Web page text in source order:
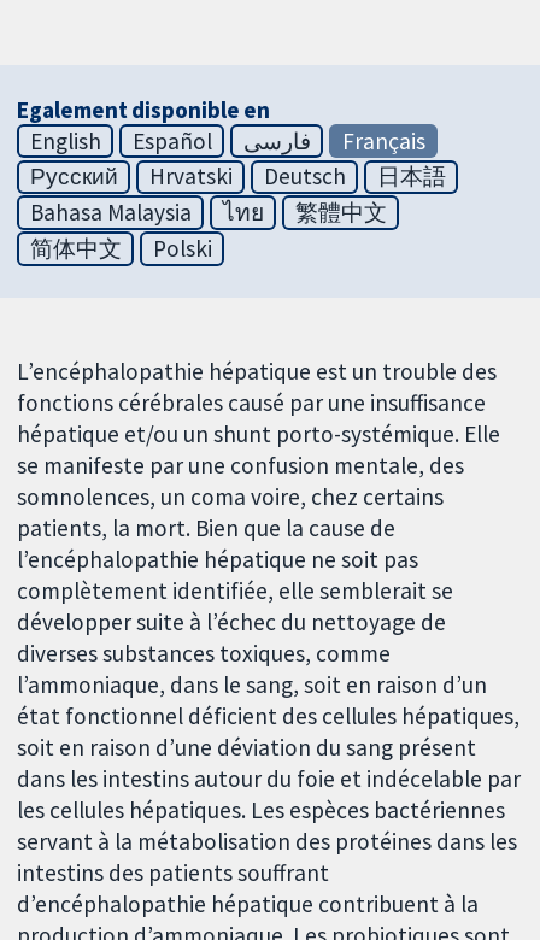
Egalement disponible en
English
Español فارسی
Français
Русский
Hrvatski Deutsch
日本語
Bahasa Malaysia
ไทย
繁體中文
简体中文
Polski
L’encéphalopathie hépatique est un trouble des
fonctions cérébrales causé par une insuffisance
hépatique et/ou un shunt porto-systémique. Elle
se manifeste par une confusion mentale, des
somnolences, un coma voire, chez certains
patients, la mort. Bien que la cause de
l’encéphalopathie hépatique ne soit pas
complètement identifiée, elle semblerait se
développer suite à l’échec du nettoyage de
diverses substances toxiques, comme
l’ammoniaque, dans le sang, soit en raison d’un
état fonctionnel déficient des cellules hépatiques,
soit en raison d’une déviation du sang présent
dans les intestins autour du foie et indécelable par
les cellules hépatiques. Les espèces bactériennes
servant à la métabolisation des protéines dans les
intestins des patients souffrant
d’encéphalopathie hépatique contribuent à la